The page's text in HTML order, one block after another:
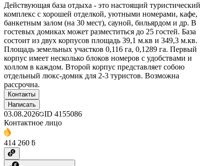
Действующая база отдыха - это настоящий туристический
комплекс с хорошей отделкой, уютными номерами, кафе,
банкетным залом (на 30 мест), сауной, бильярдом и др. В
гостевых домиках может разместиться до 25 гостей. База
состоит из двух корпусов площадь 39,1 м.кв и 349,3 м.кв.
Площадь земельных участков 0,116 га, 0,1289 га. Первый
корпус имеет несколько блоков номеров с удобствами и
холлом в каждом. Второй корпус представляет собою
отдельный люкс-домик для 2-3 туристов. Возможна
рассрочна.
Контакты
Написать
03.08.2026 ID 4155086
Контактное лицо
414 260 ƃ